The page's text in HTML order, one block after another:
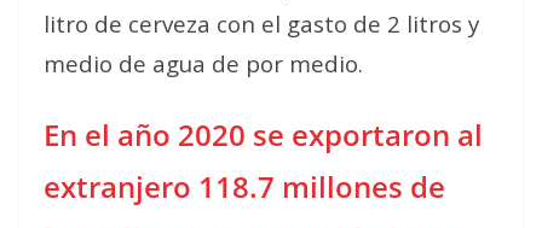
litro de cerveza con el gasto de 2 litros y
medio de agua de por medio.
En el año 2020 se exportaron al
extranjero 118.7 millones de